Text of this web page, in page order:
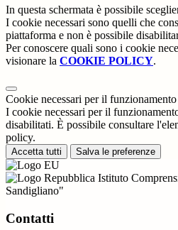
In questa schermata è possibile
I cookie necessari sono quelli che
piattaforma e non è possibile
Per conoscere quali sono i cookie
visionare la COOKIE POLICY.
Cookie necessari per il funzionamento
I cookie necessari per il
disabilitati. È possibile consultare
policy.
Accetta tutti Salva le preferenze
Istituto
Sandigliano"
Contatti